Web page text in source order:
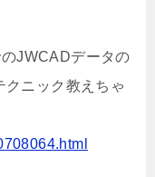
JWCADデータの
ニック教えちゃ